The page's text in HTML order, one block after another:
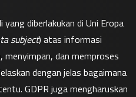
diberlakukan di Uni Eropa
subject) atas informasi
dan memproses
dengan jelas bagaimana
GDPR juga mengharuskan